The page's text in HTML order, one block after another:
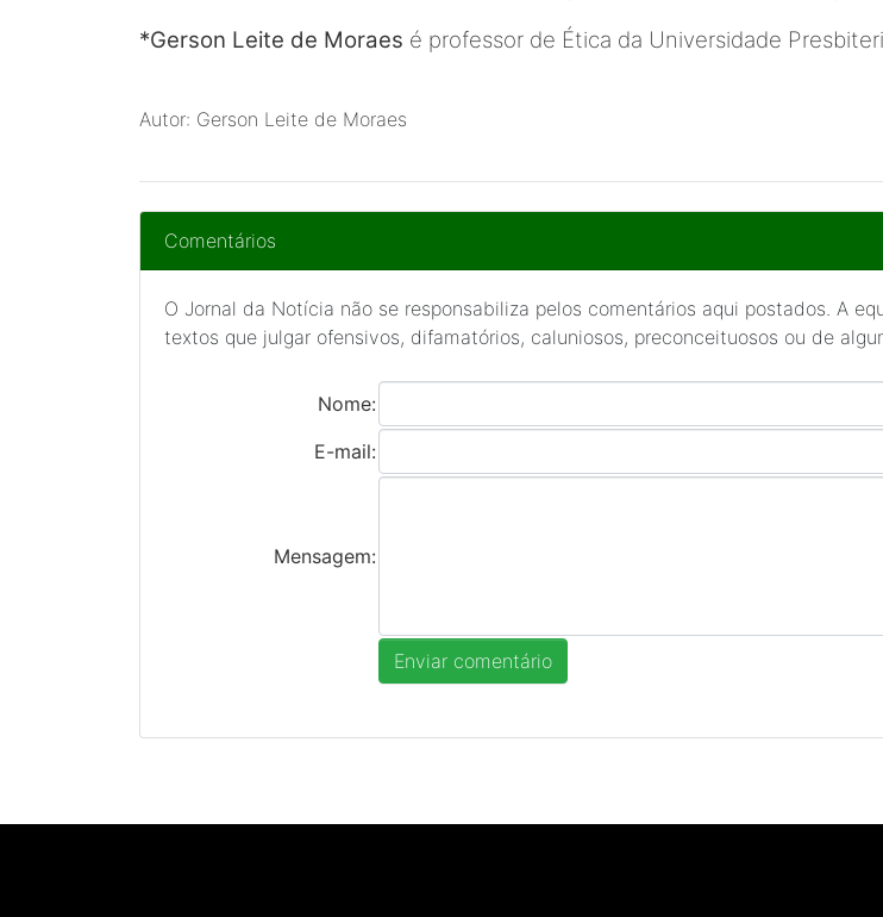
*Gerson Leite de Moraes é professor de Ética da Universidade
Autor: Gerson Leite de Moraes
Comentários
O Jornal da Notícia não se responsabiliza pelos comentários aqui postados. A
textos que julgar ofensivos, difamatórios, caluniosos, preconceituosos ou de
Nome:
E-mail:
Mensagem: